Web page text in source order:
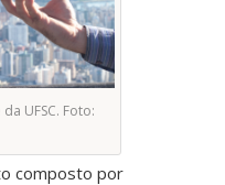
UFSC. Foto:
composto por